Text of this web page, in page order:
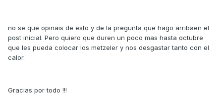
no se que opinais de esto y de la pregunta que hago arribaen el
post inicial. Pero quiero que duren un poco mas hasta octubre
que les pueda colocar los metzeler y nos desgastar tanto con el
calor.
Gracias por todo !!!